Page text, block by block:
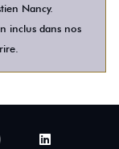
Nancy.
inclus dans nos